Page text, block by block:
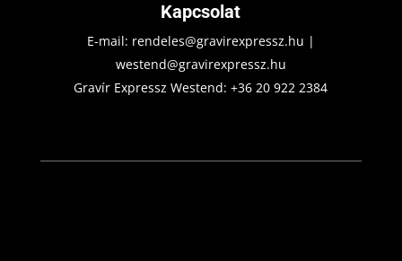
Kapcsolat
E-mail: rendeles@gravirexpressz.hu |
westend@gravirexpressz.hu
Gravír Expressz Westend:+36 20 922 2384